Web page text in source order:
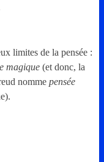
limites de la pensée :
magique(et donc, la
nomme pensée